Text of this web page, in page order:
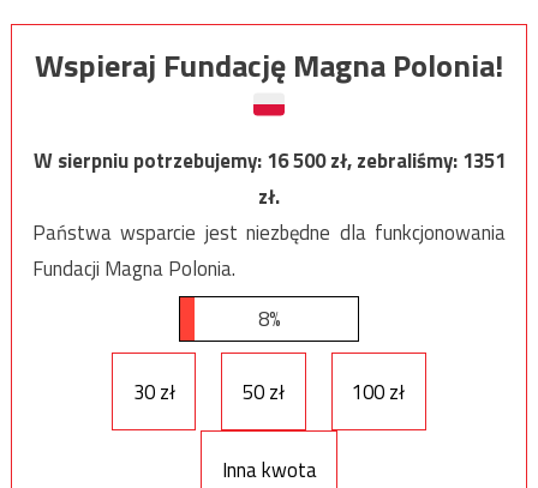
Wspieraj Fundację Magna Polonia!
W sierpniu potrzebujemy:16 500zł, zebraliśmy:1351
zł.
Państwa wsparcie jest niezbędne dla funkcjonowania
Fundacji Magna Polonia.
8%
30 zł 50 zł 100 zł
Inna kwota